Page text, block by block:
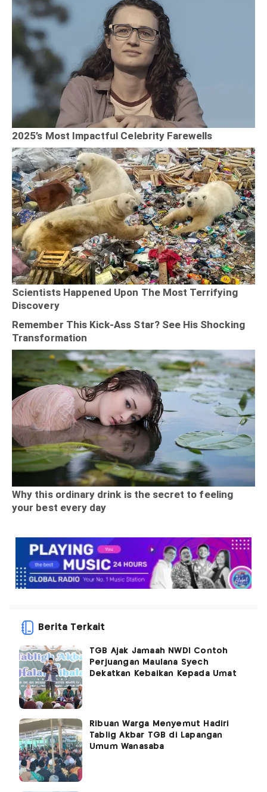
Berita Terkait
TGB Ajak Jamaah NWDI Contoh
Perjuangan Maulana Syech
Dekatkan Kebaikan Kepada Umat
Ribuan Warga Menyemut Hadiri
Tablig Akbar TGB di Lapangan
Umum Wanasaba